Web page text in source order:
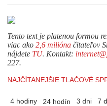
Tento text je platenou formou
viac ako 2,6 milióna čitateľov
nájdete TU. Kontakt:
227.
NAJČÍTANEJŠIE TLAČOVÉ
4 hodiny 24 hodín 3 dni 7